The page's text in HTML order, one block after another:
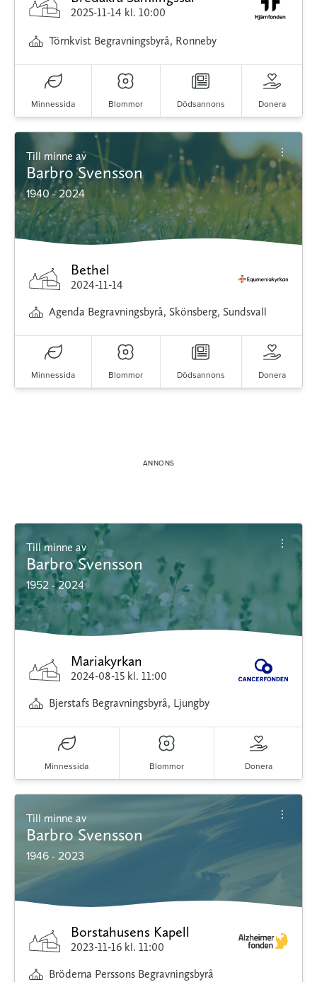
2025-11-14 kl. 10:00
Törnkvist Begravningsbyrå, Ronneby
Minnessida Blommor Dödsannons Donera
Till minne av
Barbro Svensson
1940 - 2024
Bethel
2024-11-14
Agenda Begravningsbyrå, Skönsberg, Sundsvall
Minnessida Blommor Dödsannons Donera
Till minne av
Barbro Svensson
1952 - 2024
Mariakyrkan
2024-08-15 kl. 11:00
Bjerstafs Begravningsbyrå, Ljungby
Minnessida Blommor Donera
Till minne av
Barbro Svensson
1946 - 2023
Borstahusens Kapell
2023-11-16 kl. 11:00
Bröderna Perssons Begravningsbyrå